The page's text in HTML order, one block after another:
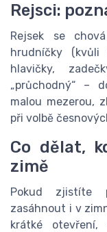
Rejsci:
Rejsek se
hrudníčky (kvůli
hlavičky,
„průchodný“ –
malou mezerou,
při volbě
Co dělat,
zimě
Pokud zjistíte
zasáhnout i v
krátké